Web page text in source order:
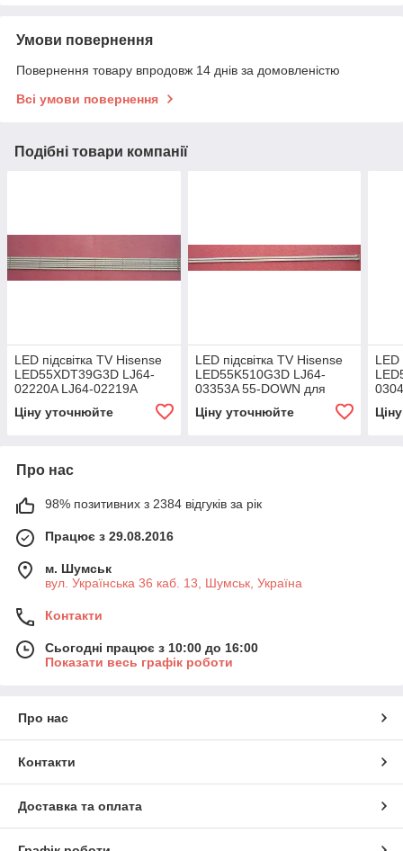
Умови повернення
Повернення товару впродовж 14 днів за домовленістю
Всі умови повернення
Подібні товари компанії
LED підсвітка TV Hisense
LED55XDT39G3D LJ64-
02220A LJ64-02219A
Ціну уточнюйте
LED підсвітка TV Hisense
LED55K510G3D LJ64-
03353A 55-DOWN для
Ціну уточнюйте
LED
Про нас
98% позитивних з 2384 відгуків за рік
Працює з 29.08.2016
м. Шумськ
вул. Українська 36 каб. 13, Шумськ, Україна
Контакти
Сьогодні працює з 10:00 до 16:00
Показати весь графік роботи
Про нас
Контакти
Доставка та оплата